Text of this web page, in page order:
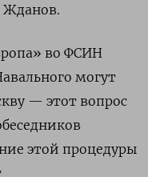
Жданов.
во ФСИН
могут
— этот вопрос
этой процедуры